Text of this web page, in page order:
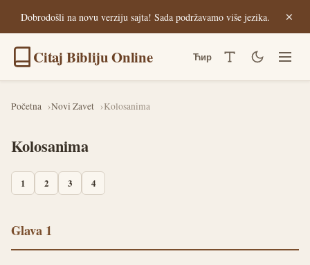
Dobrodošli na novu verziju sajta! Sada podržavamo više jezika. ×
Citaj Bibliju Online Ћир
Početna Novi Zavet Kolosanima
Kolosanima
1 2 3 4
Glava 1